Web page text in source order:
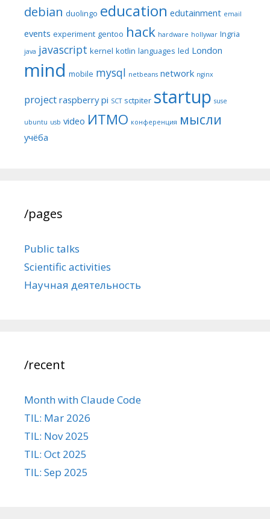
debian duolingo education edutainment email
events experiment gentoo hack hardware hollywar Ingria
java javascript kernel kotlin languages led London
mind mobile mysql netbeans network nginx
project raspberry pi SCT sctpiter startup suse
ubuntu usb video ИТМО конференция мысли
учёба
/pages
Public talks
Scientific activities
Научная деятельность
/recent
Month with Claude Code
TIL: Mar 2026
TIL: Nov 2025
TIL: Oct 2025
TIL: Sep 2025